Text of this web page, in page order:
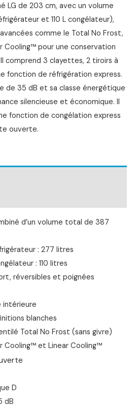
LG de 203 cm, avec un volume
et 110 L congélateur),
comme le Total No Frost,
Cooling™ pour une conservation
comprend 3 clayettes, 2 tiroirs à
fonction de réfrigération express.
de 35 dB et sa classe énergétique
silencieuse et économique. Il
fonction de congélation express
ouverte.
d’un volume total de 387
: 277 litres
: 110 litres
réversibles et poignées
intérieure
blanches
Total No Frost (sans givre)
Cooling™ et Linear Cooling™
D
dB